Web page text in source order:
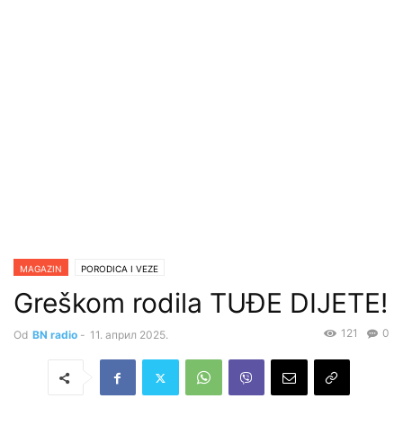
MAGAZIN PORODICA I VEZE
Greškom rodila TUĐE DIJETE!
Od BN radio - 11. април 2025. 0
121